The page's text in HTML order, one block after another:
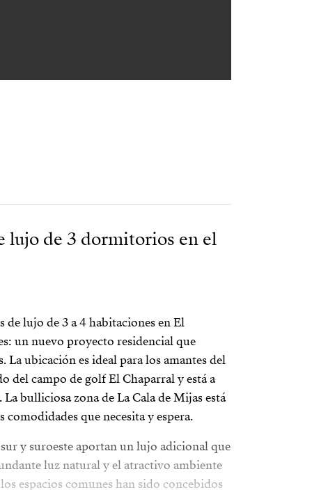
lujo de 3 dormitorios en el
de lujo de 3 a 4 habitaciones en El
un nuevo proyecto residencial que
La ubicación es ideal para los amantes del
del campo de golf El Chaparral y está a
La bulliciosa zona de La Cala de Mijas está
comodidades que necesita y espera.
y suroeste aportan un lujo adicional que
luz natural y el atractivo ambiente
espacios comunes han sido concebidos